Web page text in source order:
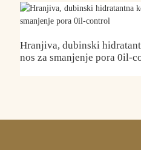
Hranjiva, dubinski
nos za smanjenje pora 0il-